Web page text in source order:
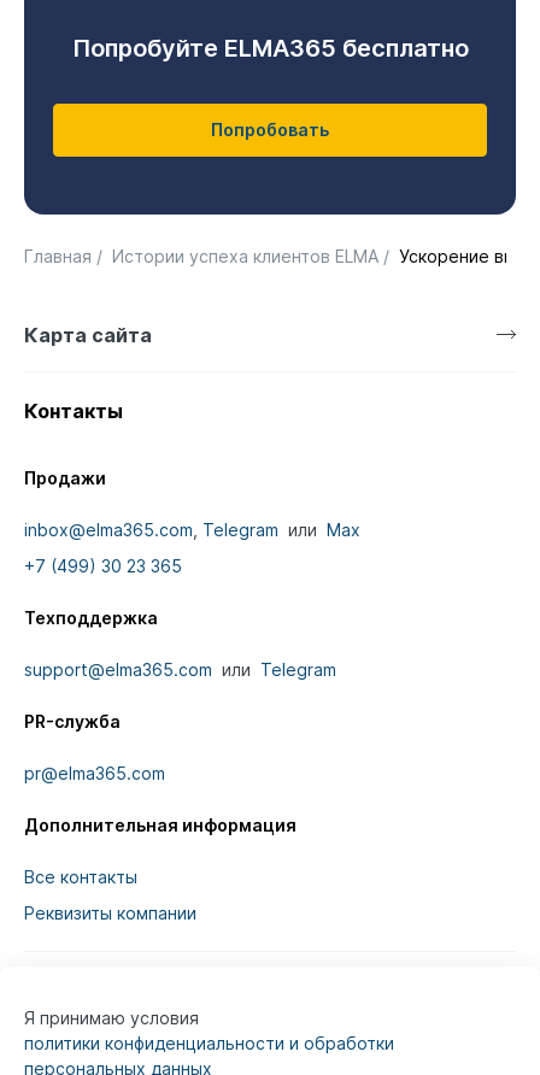
Попробуйте ELMA365 бесплатно
Попробовать
Главная / Истории успеха клиентов ELMA / Ускорение
Карта сайта
Контакты
Продажи
inbox@elma365.com Telegram или Max
+7 (499) 30 23 365
Техподдержка
support@elma365.com или Telegram
PR-служба
pr@elma365.com
Дополнительная информация
Все контакты
Реквизиты компании
Информация на сайте предназначена для
юридических лиц и не является информацией,
Я принимаю условия
политики конфиденциальности и обработки
персональных данных